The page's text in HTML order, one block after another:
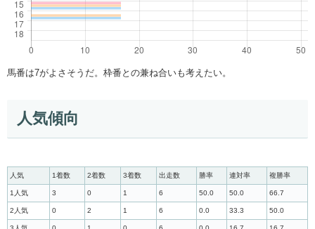
馬番は7がよさそうだ。枠番との兼ね合いも考えたい。
人気傾向
人気 1着数 2着数 3着数 出走数 勝率 連対率 複勝率
1人気 3 0 1 6 50.0 50.0 66.7
2人気 0 2 1 6 0.0 33.3 50.0